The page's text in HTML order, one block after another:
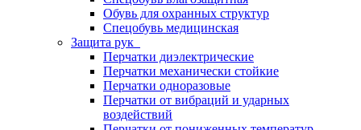
Обувь для охранных структур
Спецобувь медицинская
Защита рук
Перчатки диэлектрические
Перчатки механически стойкие
Перчатки одноразовые
Перчатки от вибраций и ударных
воздействий